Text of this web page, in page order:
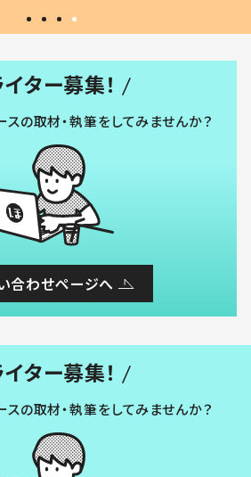
ター募集！
スの取材・執筆をしてみませんか？
合わせページへ
ター募集！
スの取材・執筆をしてみませんか？